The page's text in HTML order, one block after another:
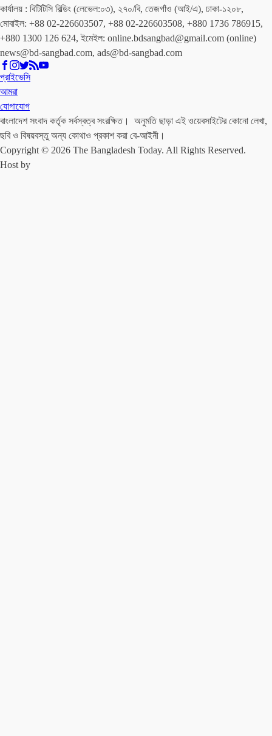
কার্যালয় : বিটিটিসি বিল্ডিং (লেভেল:০৩), ২৭০/বি, তেজগাঁও (আই/এ), ঢাকা-১২০৮,
মোবাইল: +88 02-226603507, +88 02-226603508, +880 1736 786915,
+880 1300 126 624, ইমেইল: online.bdsangbad@gmail.com (online)
news@bd-sangbad.com, ads@bd-sangbad.com
প্রাইভেসি
আমরা
যোগাযোগ
বাংলাদেশ সংবাদ কর্তৃক সর্বস্বত্ব সংরক্ষিত। অনুমতি ছাড়া এই ওয়েবসাইটের কোনো লেখা,
ছবি ও বিষয়বস্তু অন্য কোথাও প্রকাশ করা বে-আইনী।
Copyright © 2026 The Bangladesh Today. All Rights Reserved.
Host by